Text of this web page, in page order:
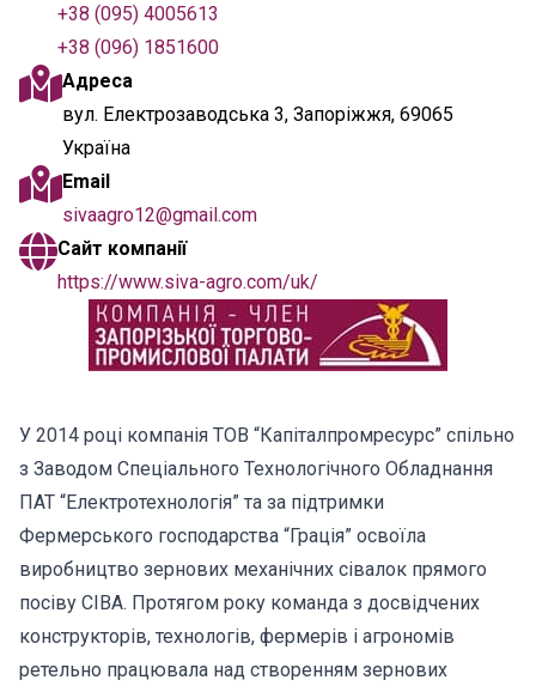
+38 (095) 4005613
+38 (096) 1851600
Адреса
вул. Електрозаводська 3, Запоріжжя, 69065
Україна
Email
sivaagro12@gmail.com
Сайт компанії
https://www.siva-agro.com/uk/
У 2014 році компанія ТОВ “Капіталпромресурс” спільно
з Заводом Спеціального Технологічного Обладнання
ПАТ “Електротехнологія” та за підтримки
Фермерського господарства “Грація” освоїла
виробництво зернових механічних сівалок прямого
посіву СІВА. Протягом року команда з досвідчених
конструкторів, технологів, фермерів і агрономів
ретельно працювала над створенням зернових